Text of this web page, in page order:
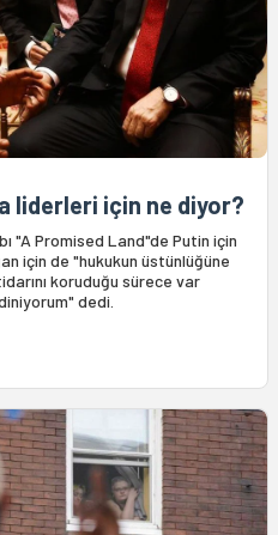
liderleri için ne diyor?
"A Promised Land"de Putin için
için de "hukukun üstünlüğüne
koruduğu sürece var
dedi.